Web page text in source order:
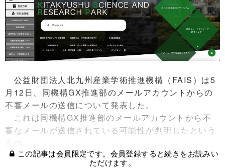
公益財団法人北九州産業学術推進機構（FAIS）は5
月12日、同機構GX推進部のメールアカウントからの
不審メールの送信について発表した。
これは同機構GX推進部のメールアカウントから不
審なメールが送信されている可能性が判明したという
もの。
この記事は会員限定です。会員登録すると続きをお読みい
ただけます。